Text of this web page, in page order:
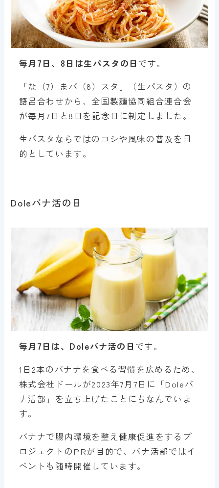
毎月7日、8日は生パスタの日 です。
「な（7）まパ（8）スタ」（生パスタ）の
語呂合わせから、全国製麺協同組合連合会
が毎月7日と8日を記念日に制定しました。
生パスタならではのコシや風味の普及を目
的としています。
Doleバナ活の日
毎月7日は、Doleバナ活の日 です。
1日2本のバナナを食べる習慣を広めるため、
株式会社ドールが2023年7月7日に「Doleバ
ナ活部」を立ち上げたことにちなんでいま
す。
バナナで腸内環境を整え健康促進をするプ
ロジェクトのPRが目的で、バナ活部ではイ
ベントも随時開催しています。